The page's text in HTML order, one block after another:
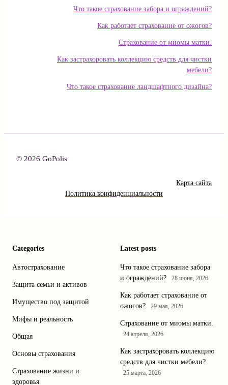
Что такое страхование забора и ограждений?
Как работает страхование от ожогов?
Страхование от миомы матки.
Как застрахоровать коллекцию средств для чистки
мебели?
Что такое страхование ландшафтного дизайна?
© 2026 GoPolis
Карта сайта
Политика конфиденциальности
Categories
Автострахование
Защита семьи и активов
Имущество под защитой
Мифы и реальность
Общая
Основы страхования
Страхование жизни и
здоровья
Latest posts
Что такое страхование забора
и ограждений?
28 июня, 2026
Как работает страхование от
ожогов?
29 мая, 2026
Страхование от миомы матки.
24 апреля, 2026
Как застрахоровать коллекцию
средств для чистки мебели?
25 марта, 2026